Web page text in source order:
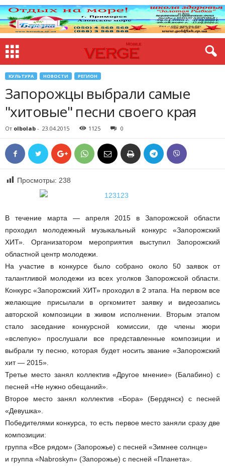
КУЛЬТУРА НОВОСТИ РЕГИОН
Запорожцы выбрали самые
"хитовые" песни своего края
От olbolab - 23.04.2015 1125 0
Просмотры: 238
В течение марта — апреля 2015 в Запорожской области
проходил молодежный музыкальный конкурс «Запорожский
ХИТ». Организатором мероприятия выступил Запорожский
областной центр молодежи.
На участие в конкурсе было собрано около 50 заявок от
талантливой молодежи из всех уголков Запорожской области.
Конкурс «Запорожский ХИТ» проходил в 2 этапа. На первом все
желающие присылали в оргкомитет заявку и видеозапись
авторской композиции в живом исполнении. Вторым этапом
стало заседание конкурсной комиссии, где члены жюри
«вслепую» прослушали все представленные композиции и
выбрали ту песню, которая будет носить звание «Запорожский
хит — 2015».
Третье место занял коллектив «Другое мнение» (Балабино) с
песней «Не нужно обещаний»
Второе место занял коллектив «Бора» (Бердянск) с песней
«Девушка».
Победителями конкурса, то есть первое место заняли сразу две
композиции:
группа «Все рядом» (Запорожье) с песней «Зимнее солнце»
и группа «Nabroskyn» (Запорожье) с песней «Планета».